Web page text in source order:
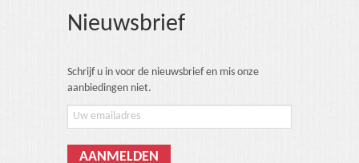
Nieuwsbrief
Schrijf u in voor de nieuwsbrief en mis onze
aanbiedingen niet.